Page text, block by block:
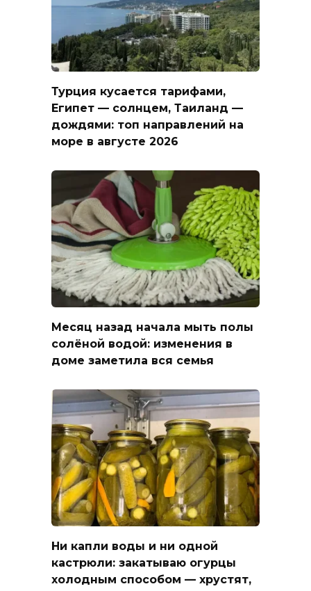
Турция кусается тарифами,
Египет — солнцем, Таиланд —
дождями: топ направлений на
море в августе 2026
Месяц назад начала мыть полы
солёной водой: изменения в
доме заметила вся семья
Ни капли воды и ни одной
кастрюли: закатываю огурцы
холодным способом — хрустят,